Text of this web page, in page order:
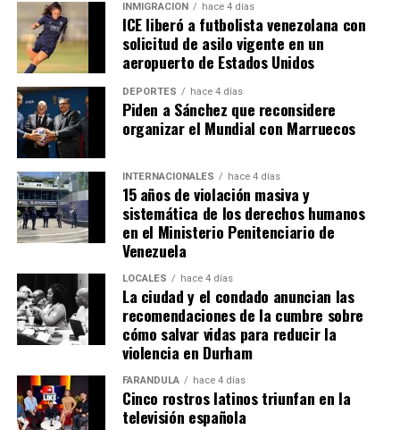
INMIGRACIÓN hace 4 días
ICE liberó a futbolista venezolana con
solicitud de asilo vigente en un
aeropuerto de Estados Unidos
DEPORTES hace 4 días
Piden a Sánchez que reconsidere
organizar el Mundial con Marruecos
INTERNACIONALES hace 4 días
15 años de violación masiva y
sistemática de los derechos humanos
en el Ministerio Penitenciario de
Venezuela
LOCALES hace 4 días
La ciudad y el condado anuncian las
recomendaciones de la cumbre sobre
cómo salvar vidas para reducir la
violencia en Durham
FARÁNDULA hace 4 días
Cinco rostros latinos triunfan en la
televisión española